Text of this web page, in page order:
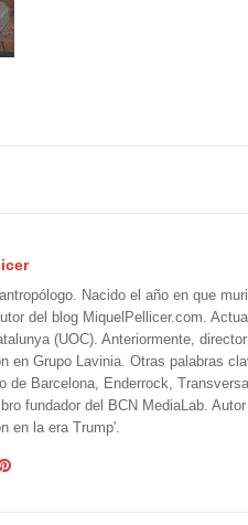
Nacido el año en que
del blog MiquelPellicer.com.
(UOC). Anteriormente,
en Grupo Lavinia. Otras palabras
de Barcelona, Enderrock,
fundador del BCN MediaLab.
en la era Trump'.